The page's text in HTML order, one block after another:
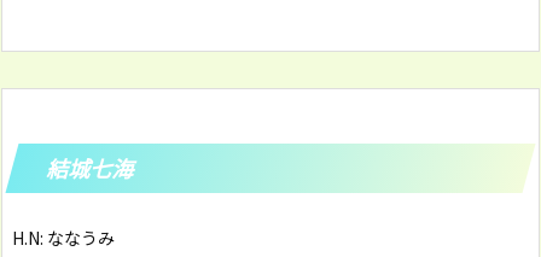
結城七海
H.N: ななうみ